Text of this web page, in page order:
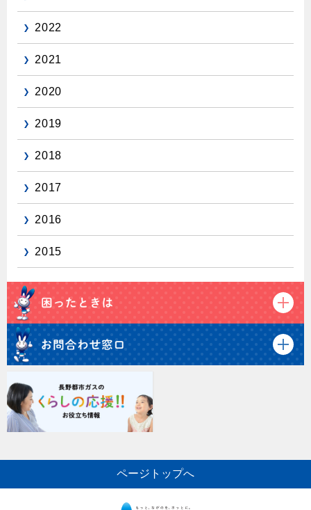
安全対策
ガスメーターの役割と安全機能
古くなったガス管の交換のおすすめ
正しい接続で安全に
換気と給排気設備の注意点
冬季の注意
保安体制
保安体制について
ガス設備安全点検について
各種手続き
お引越しのときには
ガス使用停止のご案内
インターネット受付
ガスファンヒーター
2022
2021
2020
2019
2018
2017
2016
2015
ページトップへ